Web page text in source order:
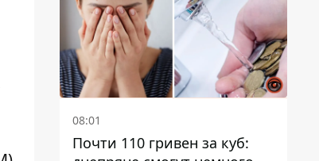
08:01
Почти 110 гривен за куб: